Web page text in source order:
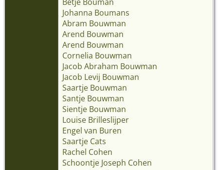
Johanna Boumans
Abram Bouwman
Arend Bouwman
Arend Bouwman
Cornelia Bouwman
Jacob Abraham Bouwman
Jacob Levij Bouwman
Saartje Bouwman
Santje Bouwman
Sientje Bouwman
Louise Brilleslijper
Engel van Buren
Saartje Cats
Rachel Cohen
Schoontje Joseph Cohen